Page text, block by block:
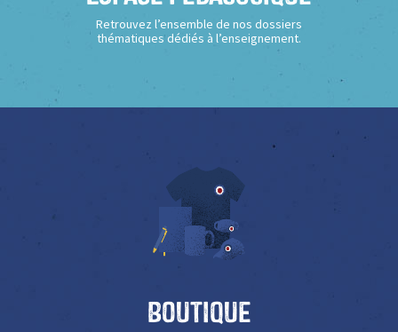
Retrouvez l’ensemble de nos dossiers
thématiques dédiés à l’enseignement.
Boutique